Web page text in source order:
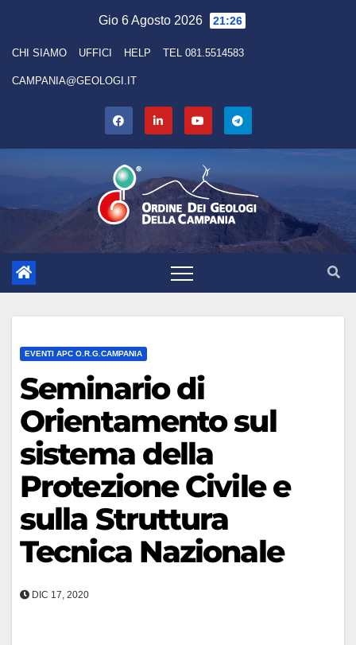
content
Gio 6 Agosto 2026 21:26
CHI SIAMO UFFICI HELP TEL 081.5514583
CAMPANIA@GEOLOGI.IT
EVENTI APC O.R.G.CAMPANIA
Seminario di
Orientamento sul
sistema della
Protezione Civile e
sulla Struttura
Tecnica Nazionale
DIC 17, 2020